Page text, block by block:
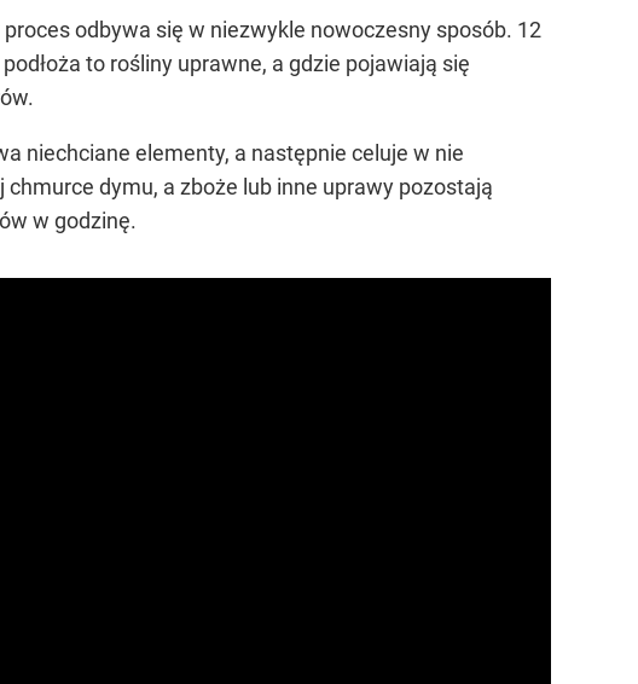
odbywa się w niezwykle nowoczesny sposób. 12
to rośliny uprawne, a gdzie pojawiają się
niechciane elementy, a następnie celuje w nie
dymu, a zboże lub inne uprawy pozostają
w godzinę.